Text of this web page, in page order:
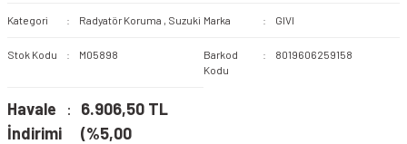
Kategori Radyatör Koruma , Suzuki Marka GIVI
Stok Kodu M05898
Barkod
Kodu
8019606259158
Havale
İndirimi
6.906,50 TL
(%5,00